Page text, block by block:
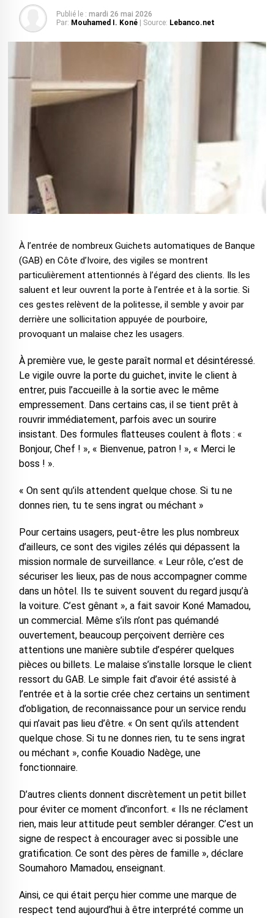
Publié le : mardi 26 mai 2026
Par: Mouhamed I. Koné | Source: Lebanco.net
À l’entrée de nombreux Guichets automatiques de Banque
(GAB) en Côte d’Ivoire, des vigiles se montrent
particulièrement attentionnés à l’égard des clients. Ils les
saluent et leur ouvrent la porte à l’entrée et à la sortie. Si
ces gestes relèvent de la politesse, il semble y avoir par
derrière une sollicitation appuyée de pourboire,
provoquant un malaise chez les usagers.
À première vue, le geste paraît normal et désintéressé.
Le vigile ouvre la porte du guichet, invite le client à
entrer, puis l’accueille à la sortie avec le même
empressement. Dans certains cas, il se tient prêt à
rouvrir immédiatement, parfois avec un sourire
insistant. Des formules flatteuses coulent à flots : «
Bonjour, Chef ! », « Bienvenue, patron ! », « Merci le
boss ! ».
« On sent qu’ils attendent quelque chose. Si tu ne
donnes rien, tu te sens ingrat ou méchant »
Pour certains usagers, peut-être les plus nombreux
d’ailleurs, ce sont des vigiles zélés qui dépassent la
mission normale de surveillance. « Leur rôle, c’est de
sécuriser les lieux, pas de nous accompagner comme
dans un hôtel. Ils te suivent souvent du regard jusqu’à
la voiture. C’est gênant », a fait savoir Koné Mamadou,
un commercial. Même s’ils n’ont pas quémandé
ouvertement, beaucoup perçoivent derrière ces
attentions une manière subtile d’espérer quelques
pièces ou billets. Le malaise s’installe lorsque le client
ressort du GAB. Le simple fait d’avoir été assisté à
l’entrée et à la sortie crée chez certains un sentiment
d’obligation, de reconnaissance pour un service rendu
qui n’avait pas lieu d’être. « On sent qu’ils attendent
quelque chose. Si tu ne donnes rien, tu te sens ingrat
ou méchant », confie Kouadio Nadège, une
fonctionnaire.
D’autres clients donnent discrètement un petit billet
pour éviter ce moment d’inconfort. « Ils ne réclament
rien, mais leur attitude peut sembler déranger. C’est un
signe de respect à encourager avec si possible une
gratification. Ce sont des pères de famille », déclare
Soumahoro Mamadou, enseignant.
Ainsi, ce qui était perçu hier comme une marque de
respect tend aujourd’hui à être interprété comme un